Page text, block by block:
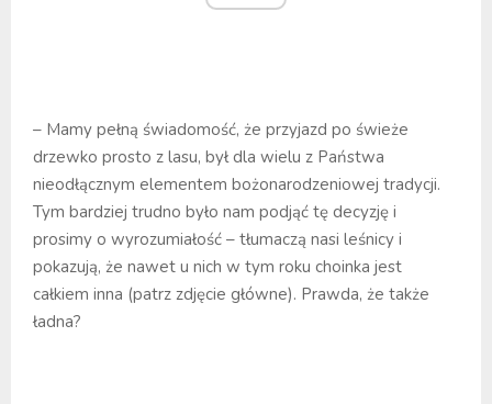
– Mamy pełną świadomość, że przyjazd po świeże
drzewko prosto z lasu, był dla wielu z Państwa
nieodłącznym elementem bożonarodzeniowej tradycji.
Tym bardziej trudno było nam podjąć tę decyzję i
prosimy o wyrozumiałość – tłumaczą nasi leśnicy i
pokazują, że nawet u nich w tym roku choinka jest
całkiem inna (patrz zdjęcie główne). Prawda, że także
ładna?